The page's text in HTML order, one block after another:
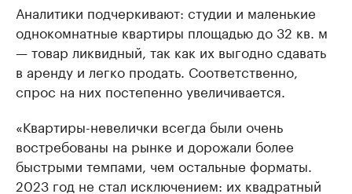
Аналитики подчеркивают: студии и маленькие
однокомнатные квартиры площадью до 32 кв. м
— товар ликвидный, так как их выгодно сдавать
в аренду и легко продать. Соответственно,
спрос на них постепенно увеличивается.
«Квартиры-невелички всегда были очень
востребованы на рынке и дорожали более
быстрыми темпами, чем остальные форматы.
2023 год не стал исключением: их квадратный